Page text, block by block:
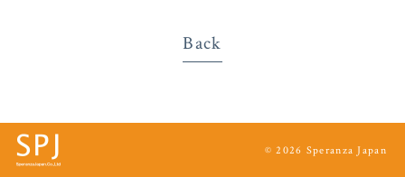
Back
© 2026 Speranza Japan